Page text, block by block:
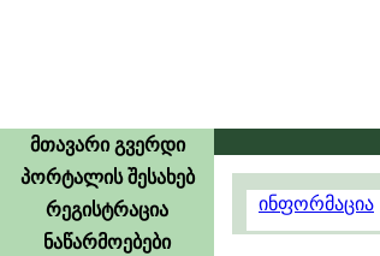
მთავარი გვერდი
პორტალის შესახებ
რეგისტრაცია
ნაწარმოებები
ინფორმაცია